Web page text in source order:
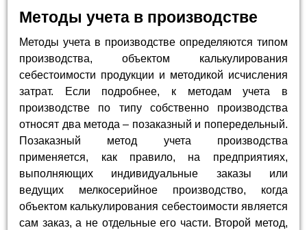
Методы учета в производстве
Методы учета в производстве определяются типом
производства, объектом калькулирования
себестоимости продукции и методикой исчисления
затрат. Если подробнее, к методам учета в
производстве по типу собственно производства
относят два метода – позаказный и попередельный.
Позаказный метод учета производства
применяется, как правило, на предприятиях,
выполняющих индивидуальные заказы или
ведущих мелкосерийное производство, когда
объектом калькулирования себестоимости является
сам заказ, а не отдельные его части. Второй метод,